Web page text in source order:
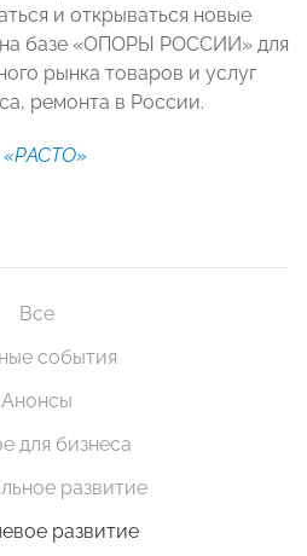
и открываться новые
базе «ОПОРЫ РОССИИ» для
рынка товаров и услуг
ремонта в России.
«РАСТО»
Все
события
Анонсы
для бизнеса
развитие
развитие